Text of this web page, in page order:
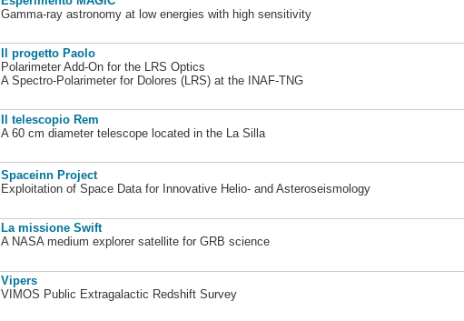
Gamma-ray astronomy at low energies with high sensitivity
Il progetto Paolo
Polarimeter Add-On for the LRS Optics
A Spectro-Polarimeter for Dolores (LRS) at the INAF-TNG
Il telescopio Rem
A 60 cm diameter telescope located in the La Silla
Spaceinn Project
Exploitation of Space Data for Innovative Helio- and Asteroseismology
La missione Swift
A NASA medium explorer satellite for GRB science
Vipers
VIMOS Public Extragalactic Redshift Survey